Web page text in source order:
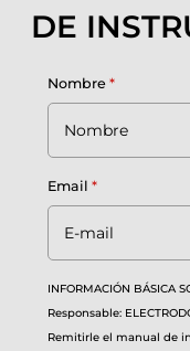
DE
Nombre *
Email *
INFORMACIÓN BÁSICA
Responsable:
Remitirle el manual de